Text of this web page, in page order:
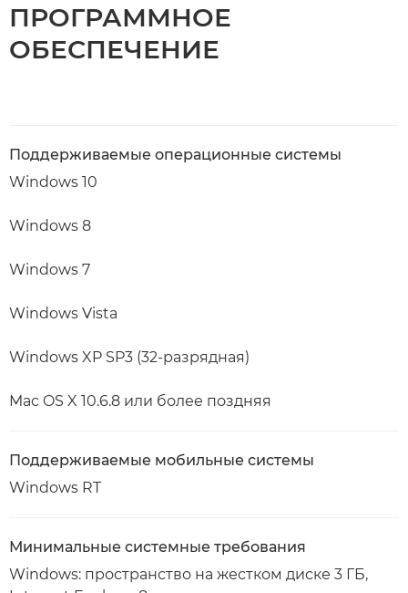
ПРОГРАММНОЕ
ОБЕСПЕЧЕНИЕ
Поддерживаемые операционные системы
Windows 10
Windows 8
Windows 7
Windows Vista
Windows XP SP3 (32-разрядная)
Mac OS X 10.6.8 или более поздняя
Поддерживаемые мобильные системы
Windows RT
Минимальные системные требования
Windows: пространство на жестком диске 3 ГБ,